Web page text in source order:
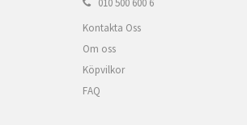
010 500 600 6
Kontakta Oss
Om oss
Köpvilkor
FAQ